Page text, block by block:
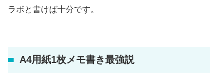
ラボと書けば十分です。
A4用紙1枚メモ書き最強説